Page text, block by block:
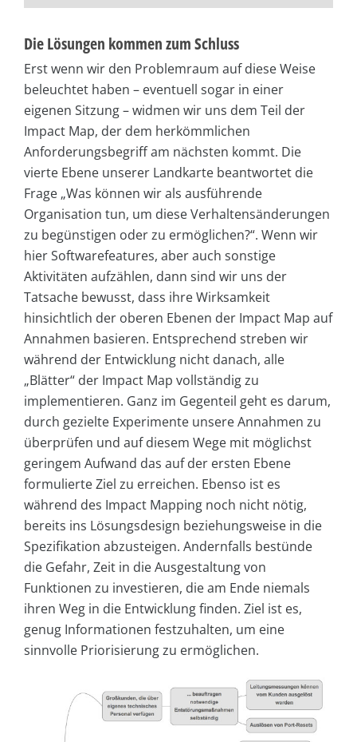
Die Lösungen kommen zum Schluss
Erst wenn wir den Problemraum auf diese Weise
beleuchtet haben – eventuell sogar in einer
eigenen Sitzung – widmen wir uns dem Teil der
Impact Map, der dem herkömmlichen
Anforderungsbegriff am nächsten kommt. Die
vierte Ebene unserer Landkarte beantwortet die
Frage „Was können wir als ausführende
Organisation tun, um diese Verhaltensänderungen
zu begünstigen oder zu ermöglichen?“. Wenn wir
hier Softwarefeatures, aber auch sonstige
Aktivitäten aufzählen, dann sind wir uns der
Tatsache bewusst, dass ihre Wirksamkeit
hinsichtlich der oberen Ebenen der Impact Map auf
Annahmen basieren. Entsprechend streben wir
während der Entwicklung nicht danach, alle
„Blätter“ der Impact Map vollständig zu
implementieren. Ganz im Gegenteil geht es darum,
durch gezielte Experimente unsere Annahmen zu
überprüfen und auf diesem Wege mit möglichst
geringem Aufwand das auf der ersten Ebene
formulierte Ziel zu erreichen. Ebenso ist es
während des Impact Mapping noch nicht nötig,
bereits ins Lösungsdesign beziehungsweise in die
Spezifikation abzusteigen. Andernfalls bestünde
die Gefahr, Zeit in die Ausgestaltung von
Funktionen zu investieren, die am Ende niemals
ihren Weg in die Entwicklung finden. Ziel ist es,
genug Informationen festzuhalten, um eine
sinnvolle Priorisierung zu ermöglichen.